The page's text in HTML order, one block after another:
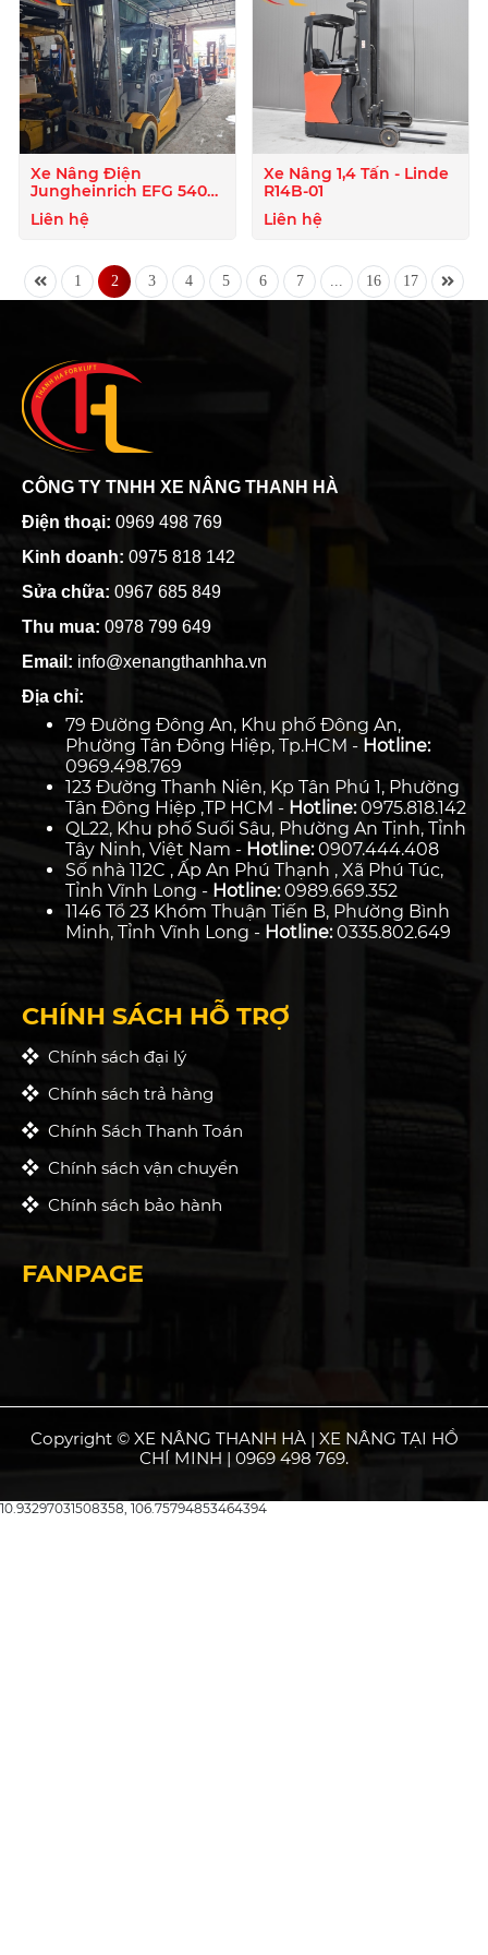
Xe Nâng Điện
Jungheinrich EFG 540k
S500ZT (4 Tấn, 5 Mét) |
Giá Tốt
Liên hệ
Xe Nâng 1,4 Tấn - Linde
R14B-01
Liên hệ
1 2 3 4 5 6 7 16 17
CÔNG TY TNHH XE NÂNG THANH HÀ
Điện thoại: 0969 498 769
Kinh doanh: 0975 818 142
Sửa chữa: 0967 685 849
Thu mua: 0978 799 649
Email: info@xenangthanhha.vn
Địa chỉ:
79 Đường Đông An, Khu phố Đông An,
Phường Tân Đông Hiệp, Tp.HCM - Hotline:
0969.498.769
123 Đường Thanh Niên, Kp Tân Phú 1, Phường
Tân Đông Hiệp ,TP HCM - Hotline:0975.818.142
QL22, Khu phố Suối Sâu, Phường An Tịnh, Tỉnh
Tây Ninh, Việt Nam - Hotline:0907.444.408
Số nhà 112C , Ấp An Phú Thạnh , Xã Phú Túc,
Tỉnh Vĩnh Long - Hotline:0989.669.352
1146 Tổ 23 Khóm Thuận Tiến B, Phường Bình
Minh, Tỉnh Vĩnh Long - Hotline:0335.802.649
CHÍNH SÁCH HỖ TRỢ
Chính sách đại lý
Chính sách trả hàng
Chính Sách Thanh Toán
Chính sách vận chuyển
Chính sách bảo hành
FANPAGE
Copyright © XE NÂNG THANH HÀ | XE NÂNG TẠI HỒ
CHÍ MINH | 0969 498 769.
10.93297031508358, 106.75794853464394